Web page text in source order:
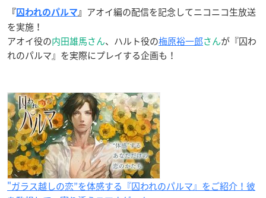
『 囚われのパルマ 』 アオイ編の配信を記念してニコニコ生放送
を実施！
アオイ役の内田雄馬さん、ハルト役の梅原裕一郎さんが『囚わ
れのパルマ』を実際にプレイする企画も！
"ガラス越しの恋”を体感する『囚われのパルマ』をご紹介！彼